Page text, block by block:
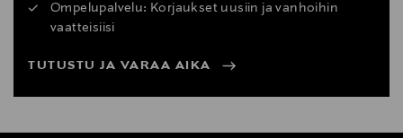
Ompelupalvelu: Korjaukset uusiin ja vanhoihin
vaatteisiisi
TUTUSTU JA VARAA AIKA